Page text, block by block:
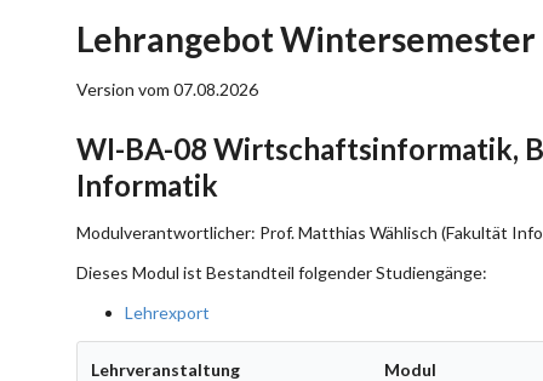
Lehrangebot
Version vom 07.08.2026
WI-BA-08 Wirtschaftsinformatik,
Informatik
Modulverantwortlicher: Prof. Matthias Wählisch (Fakultät
Dieses Modul ist Bestandteil folgender Studiengänge:
Lehrexport
Lehrveranstaltung Modul